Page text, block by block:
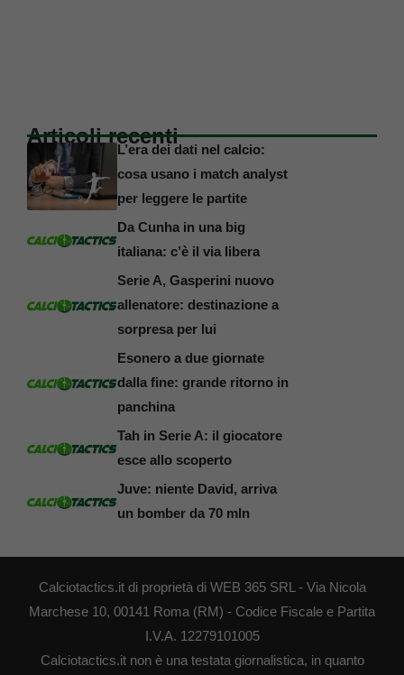
Articoli recenti
L’era dei dati nel calcio:
cosa usano i match analyst
per leggere le partite
Da Cunha in una big
italiana: c’è il via libera
Serie A, Gasperini nuovo
allenatore: destinazione a
sorpresa per lui
Esonero a due giornate
dalla fine: grande ritorno in
panchina
Tah in Serie A: il giocatore
esce allo scoperto
Juve: niente David, arriva
un bomber da 70 mln
Calciotactics.it di proprietà di WEB 365 SRL - Via Nicola
Marchese 10, 00141 Roma (RM) - Codice Fiscale e Partita
I.V.A. 12279101005
Calciotactics.it non è una testata giornalistica, in quanto